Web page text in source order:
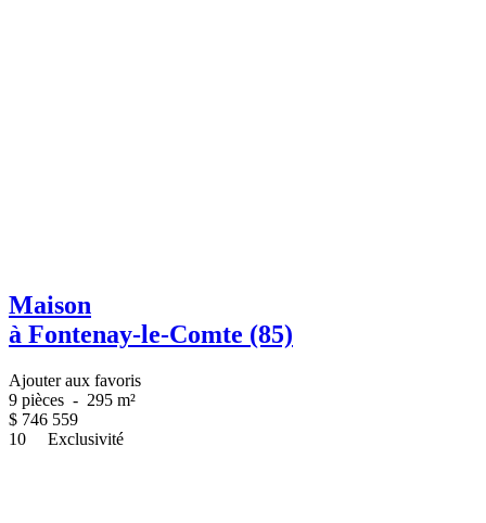
Maison
à Fontenay-le-Comte (85)
Ajouter aux favoris
9 pièces - 295 m²
$ 746 559
10
Exclusivité